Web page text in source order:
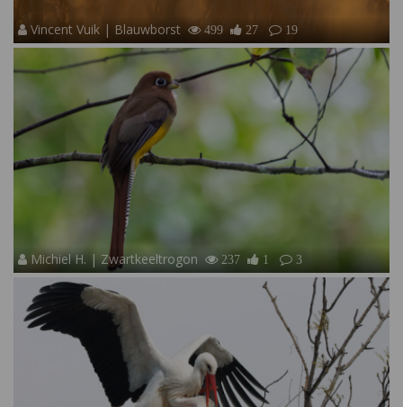
Vincent Vuik | Blauwborst 499 27 19
Michiel H. | Zwartkeeltrogon 237 1 3